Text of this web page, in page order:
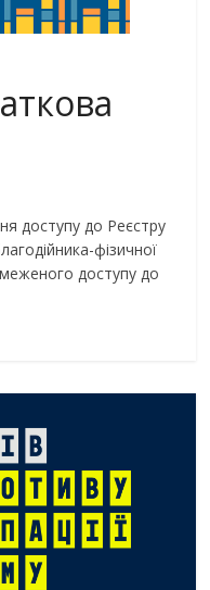
доступу до Реєстру
фізичної
доступу до